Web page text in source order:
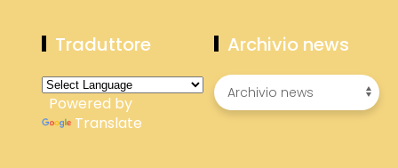
Traduttore
Powered by
Translate
Archivio news